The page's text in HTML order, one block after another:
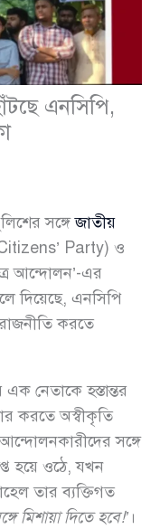
এনসিপি,
সঙ্গেজাতীয়
Party) ও
আন্দোলন’-এর
দিয়েছে, এনসিপি
করতে
নেতাকে হস্তান্তর
করতে অস্বীকৃতি
সঙ্গে
হয়ে ওঠে, যখন
তার ব্যক্তিগত
মিশায়া দিতে হবে!’ ।